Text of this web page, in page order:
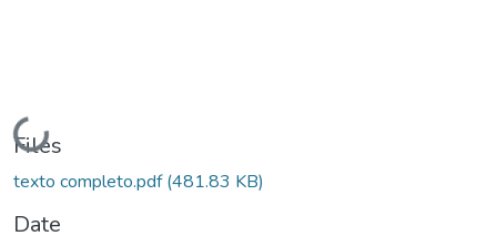
Loading...
Files
texto completo.pdf(481.83 KB)
Date